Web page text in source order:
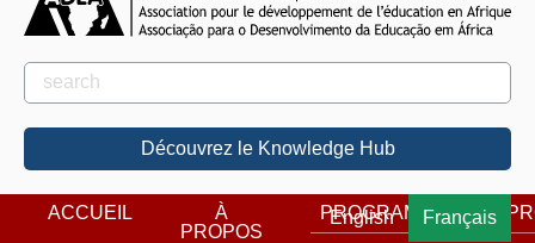
Rechercher
Rechercher
Découvrez le Knowledge Hub
English Français
ACCUEIL
À
PROPOS
PROGRAMMES